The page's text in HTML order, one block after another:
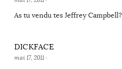
As tu vendu tes Jeffrey Campbell?
DICKFACE
mai 17, 2011·